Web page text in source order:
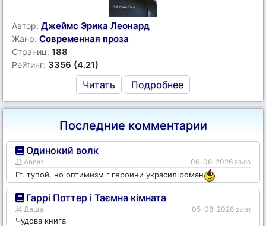
Автор: Джеймс Эрика Леонард
Жанр: Современная проза
Страниц: 188
Рейтинг: 3356 (4.21)
Читать Подробнее
Последние комментарии
Одинокий волк
Annat 06-08-2026 00:00
Гг. тупой, но оптимизм г.героини украсил роман
Гаррі Поттер і Таємна кімната
Даша 05-08-2026 23:31
Чудова книга